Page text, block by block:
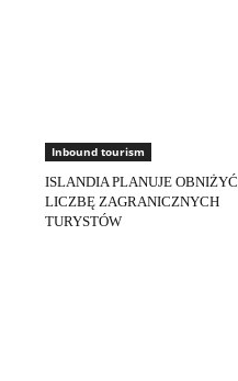
Inbound tourism
ISLANDIA PLANUJE OBNIŻYĆ
LICZBĘ ZAGRANICZNYCH
TURYSTÓW